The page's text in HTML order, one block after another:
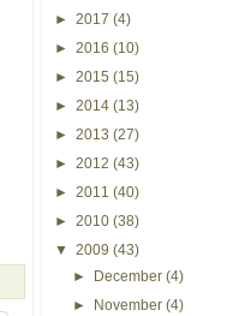
► 2017 (4)
► 2016 (10)
► 2015 (15)
► 2014 (13)
► 2013 (27)
► 2012 (43)
► 2011 (40)
► 2010 (38)
▼ 2009 (43)
►
December (4)
►
November (4)